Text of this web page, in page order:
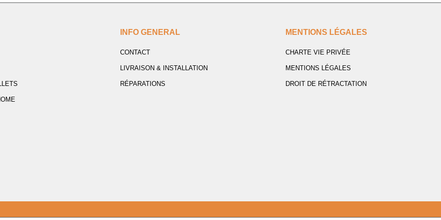
INFO GENERAL
CONTACT
LIVRAISON & INSTALLATION
RÉPARATIONS
MENTIONS LÉGALES
CHARTE VIE PRIVÉE
MENTIONS LÉGALES
DROIT DE RÉTRACTATION